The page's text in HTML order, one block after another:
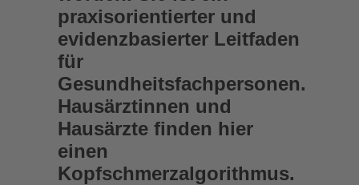
praxisorientierter und
evidenzbasierter Leitfaden
für
Gesundheitsfachpersonen.
Hausärztinnen und
Hausärzte finden hier
einen
Kopfschmerzalgorithmus.